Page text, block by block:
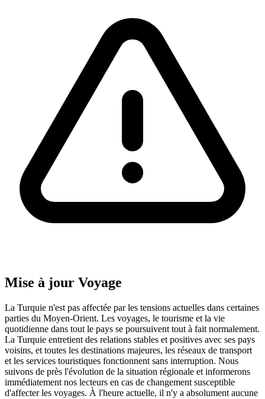
Mise à jour Voyage
La Turquie n'est pas affectée par les tensions actuelles dans certaines
parties du Moyen-Orient. Les voyages, le tourisme et la vie
quotidienne dans tout le pays se poursuivent tout à fait normalement.
La Turquie entretient des relations stables et positives avec ses pays
voisins, et toutes les destinations majeures, les réseaux de transport
et les services touristiques fonctionnent sans interruption. Nous
suivons de près l'évolution de la situation régionale et informerons
immédiatement nos lecteurs en cas de changement susceptible
d'affecter les voyages. À l'heure actuelle, il n'y a absolument aucune